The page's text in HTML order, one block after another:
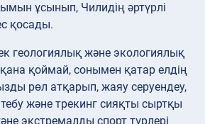
ұсынып, Чилидің әртүрлі
қосады.
геологиялық және экологиялық
қоймай, сонымен қатар елдің
рөл атқарып, жаяу серуендеу,
және трекинг сияқты сыртқы
экстремалды спорт түрлері